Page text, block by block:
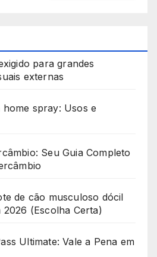
para grandes
externas
spray: Usos e
Seu Guia Completo
de cão musculoso dócil
2026 (Escolha Certa)
Ultimate: Vale a Pena em